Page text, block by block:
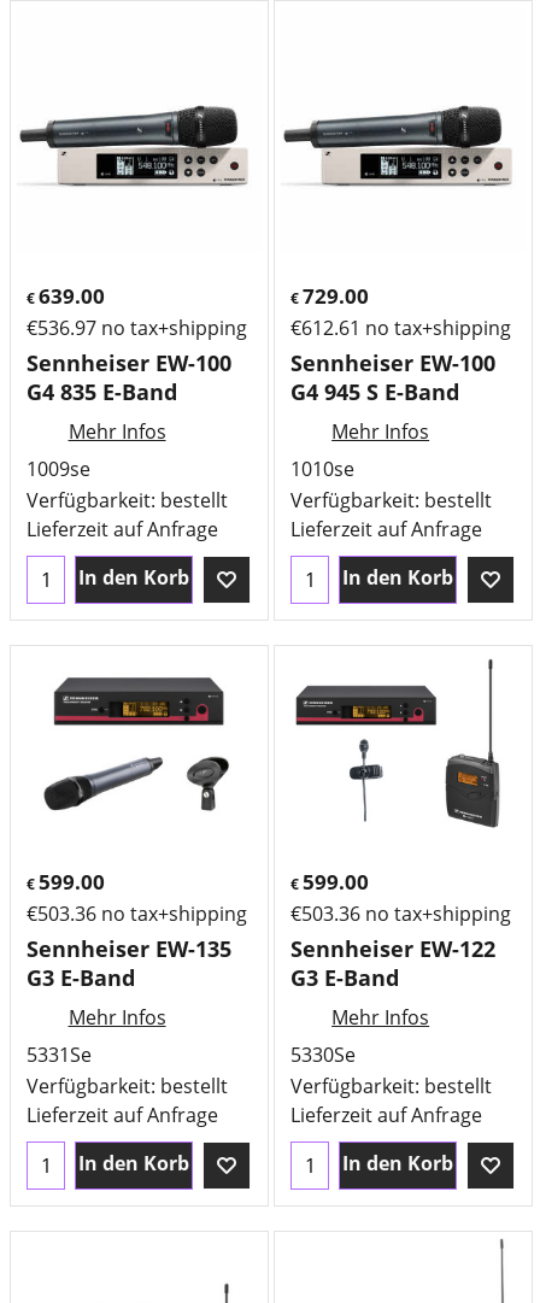
€639.00
€536.97 no tax+shipping
Sennheiser EW-100
G4 835 E-Band
Mehr Infos
1009se
Verfügbarkeit: bestellt
Lieferzeit auf Anfrage
In den Korb
€729.00
€612.61 no tax+shipping
Sennheiser EW-100
G4 945 S E-Band
Mehr Infos
1010se
Verfügbarkeit: bestellt
Lieferzeit auf Anfrage
In den Korb
€599.00
€503.36 no tax+shipping
Sennheiser EW-135
G3 E-Band
Mehr Infos
5331Se
Verfügbarkeit: bestellt
Lieferzeit auf Anfrage
In den Korb
€599.00
€503.36 no tax+shipping
Sennheiser EW-122
G3 E-Band
Mehr Infos
5330Se
Verfügbarkeit: bestellt
Lieferzeit auf Anfrage
In den Korb